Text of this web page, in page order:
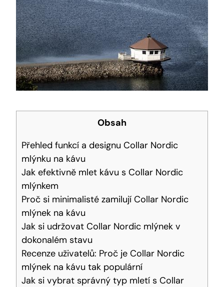
Obsah
Přehled funkcí a designu Collar Nordic
mlýnku na kávu
Jak efektivně mlet kávu s Collar Nordic
mlýnkem
Proč si minimalisté zamilují Collar Nordic
mlýnek na kávu
Jak si udržovat Collar Nordic mlýnek v
dokonalém stavu
Recenze uživatelů: Proč je Collar Nordic
mlýnek na kávu tak populární
Jak si vybrat správný typ mletí s Collar